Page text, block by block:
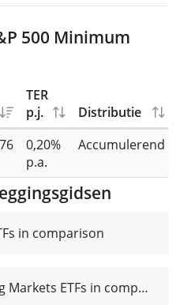
500 Minimum
TER
p.j.
Distributie
0,20%
p.a.
Accumulerend
in comparison
MSCI Emerging Markets ETFs in comparison